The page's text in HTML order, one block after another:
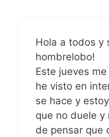
Hola a todos y
hombrelobo!
Este jueves
he visto en
se hace y
que no duele y
de pensar que